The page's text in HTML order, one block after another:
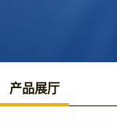
产品展厅